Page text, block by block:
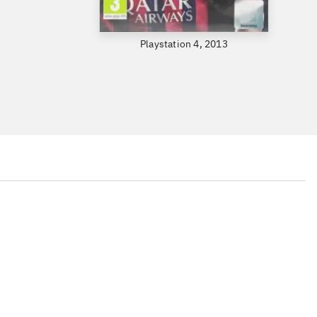
Playstation 4, 2013